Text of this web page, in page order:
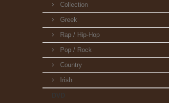
Collection
Greek
Rap / Hip-Hop
Pop / Rock
Country
Irish